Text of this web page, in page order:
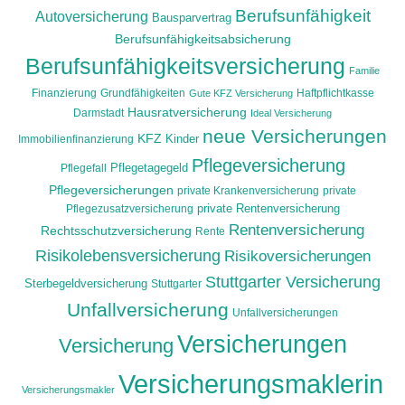
Autoversicherung Bausparvertrag Berufsunfähigkeit
Berufsunfähigkeitsabsicherung
Berufsunfähigkeitsversicherung Familie
Finanzierung Grundfähigkeiten Gute KFZ Versicherung Haftpflichtkasse
Darmstadt Hausratversicherung Ideal Versicherung
Immobilienfinanzierung KFZ Kinder neue Versicherungen
Pflegefall Pflegetagegeld Pflegeversicherung
Pflegeversicherungen private Krankenversicherung private
Pflegezusatzversicherung private Rentenversicherung
Rechtsschutzversicherung Rente Rentenversicherung
Risikolebensversicherung Risikoversicherungen
Sterbegeldversicherung Stuttgarter Stuttgarter Versicherung
Unfallversicherung Unfallversicherungen
Versicherung Versicherungen
Versicherungsmakler Versicherungsmaklerin